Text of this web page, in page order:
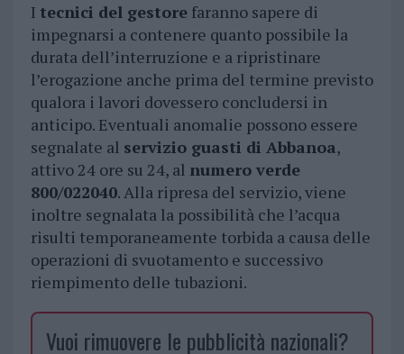
I tecnici del gestorefaranno sapere di
impegnarsi a contenere quanto possibile la
durata dell’interruzione e a ripristinare
l’erogazione anche prima del termine previsto
qualora i lavori dovessero concludersi in
anticipo. Eventuali anomalie possono essere
segnalate al servizio guasti di Abbanoa,
attivo 24 ore su 24, al numero verde
800/022040. Alla ripresa del servizio, viene
inoltre segnalata la possibilità che l’acqua
risulti temporaneamente torbida a causa delle
operazioni di svuotamento e successivo
riempimento delle tubazioni.
Vuoi rimuovere le pubblicità nazionali?